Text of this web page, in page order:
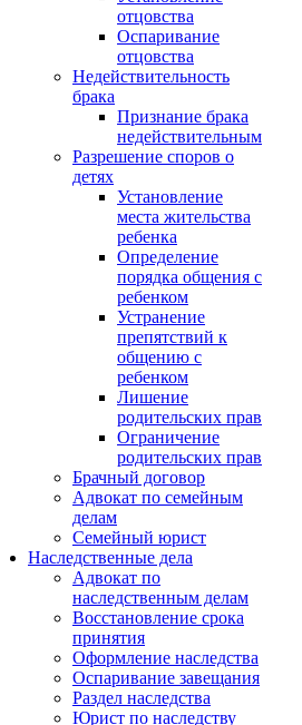
отцовства
Оспаривание
отцовства
Недействительность
брака
Признание брака
недействительным
Разрешение споров о
детях
Установление
места жительства
ребенка
Определение
порядка общения с
ребенком
Устранение
препятствий к
общению с
ребенком
Лишение
родительских прав
Ограничение
родительских прав
Брачный договор
Адвокат по семейным
делам
Семейный юрист
Наследственные дела
Адвокат по
наследственным делам
Восстановление срока
принятия
Оформление наследства
Оспаривание завещания
Раздел наследства
Юрист по наследству